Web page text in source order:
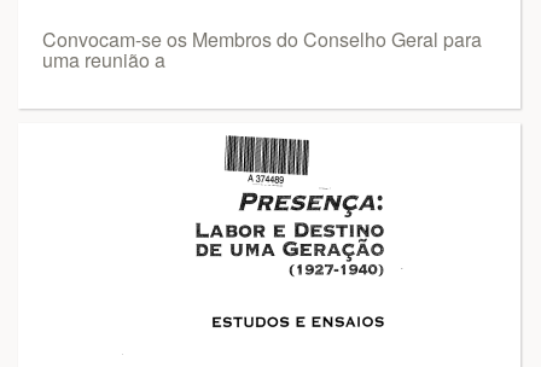
Convocam-se os Membros do Conselho Geral para
uma reunião a